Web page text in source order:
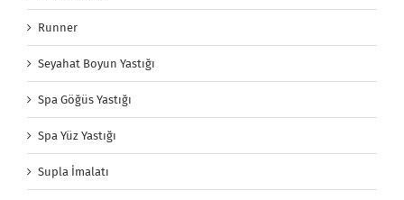
Runner
Seyahat Boyun Yastığı
Spa Göğüs Yastığı
Spa Yüz Yastığı
Supla İmalatı